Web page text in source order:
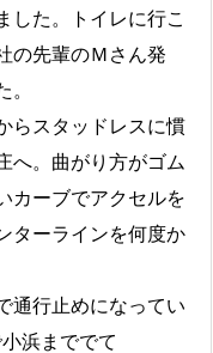
した。トイレに行こ
の先輩のＭさん発
。
らスタッドレスに慣
へ。曲がり方がゴム
カーブでアクセルを
ターラインを何度か
通行止めになってい
浜まででて